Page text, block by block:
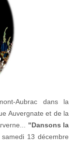
Aubrac dans la
Auvergnate et de la
"Dansons la
samedi 13 décembre